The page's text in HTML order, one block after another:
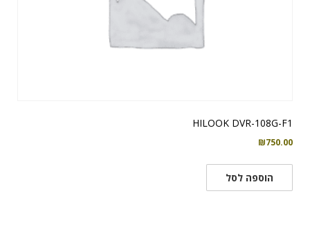
HILOOK DVR-108G-F1
₪750.00
הוספה לסל